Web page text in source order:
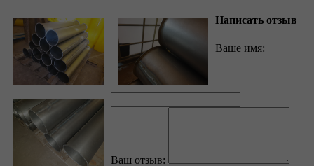
Написать отзыв
Ваше имя:
Ваш отзыв: